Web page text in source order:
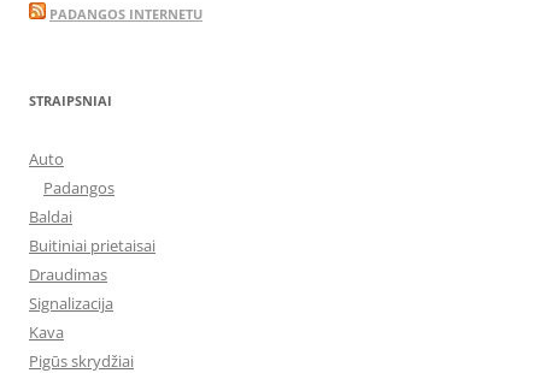
PADANGOS INTERNETU
STRAIPSNIAI
Auto
Padangos
Baldai
Buitiniai prietaisai
Draudimas
Signalizacija
Kava
Pigūs skrydžiai